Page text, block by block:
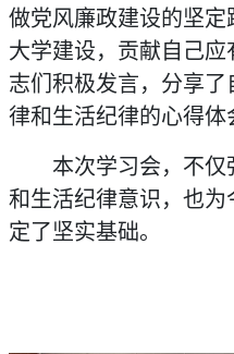
做党风廉政建设的坚
大学建设，贡献自己
志们积极发言，分享
律和生活纪律的心得体
本次学习会，不
和生活纪律意识，也
定了坚实基础。